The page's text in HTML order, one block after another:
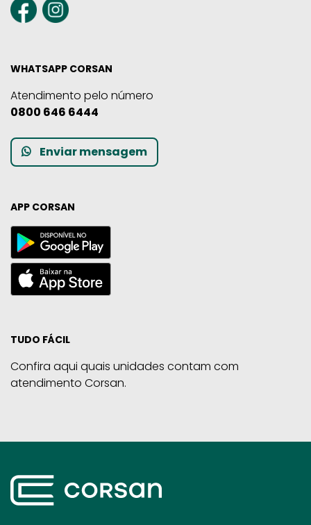
WHATSAPP CORSAN
Atendimento pelo número
0800 646 6444
Enviar mensagem
APP CORSAN
TUDO FÁCIL
Confira aqui quais unidades contam com
atendimento Corsan.